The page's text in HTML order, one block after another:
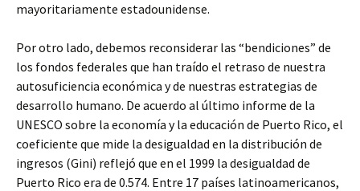
mayoritariamente estadounidense.
Por otro lado, debemos reconsiderar las “bendiciones” de
los fondos federales que han traído el retraso de nuestra
autosuficiencia económica y de nuestras estrategias de
desarrollo humano. De acuerdo al último informe de la
UNESCO sobre la economía y la educación de Puerto Rico, el
coeficiente que mide la desigualdad en la distribución de
ingresos (Gini) reflejó que en el 1999 la desigualdad de
Puerto Rico era de 0.574. Entre 17 países latinoamericanos,